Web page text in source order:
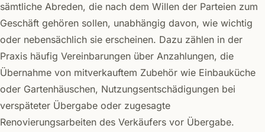
sämtliche Abreden, die nach dem Willen der Parteien zum
Geschäft gehören sollen, unabhängig davon, wie wichtig
oder nebensächlich sie erscheinen. Dazu zählen in der
Praxis häufig Vereinbarungen über Anzahlungen, die
Übernahme von mitverkauftem Zubehör wie Einbauküche
oder Gartenhäuschen, Nutzungsentschädigungen bei
verspäteter Übergabe oder zugesagte
Renovierungsarbeiten des Verkäufers vor Übergabe.